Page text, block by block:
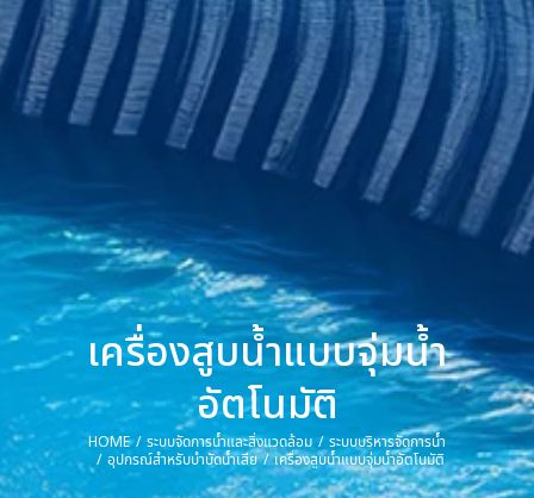
เครื่องสูบน้ำแบบจุ่มน้ำ
อัตโนมัติ
You are here:
HOME ระบบจัดการน้ำและสิ่งแวดล้อม
ระบบบริหารจัดการน้ำ
อุปกรณ์สำหรับบำบัดน้ำเสีย
เครื่องสูบน้ำแบบจุ่มน้ำอัตโนมัติ